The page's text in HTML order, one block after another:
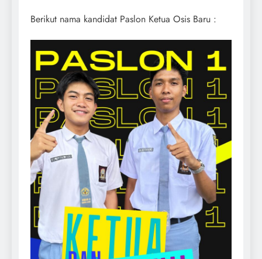
Berikut nama kandidat Paslon Ketua Osis Baru :